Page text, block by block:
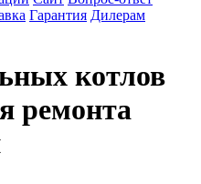
Гарантия Дилерам
котлов
ремонта